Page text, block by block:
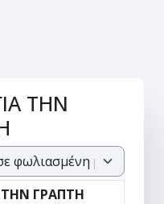
ΤΗΝ
ΤΗΝ ΓΡΑΠΤΗ
0